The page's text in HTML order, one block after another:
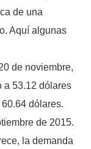
de una
Aquí algunas
de noviembre,
a 53.12 dólares
dólares.
de 2015.
la demanda